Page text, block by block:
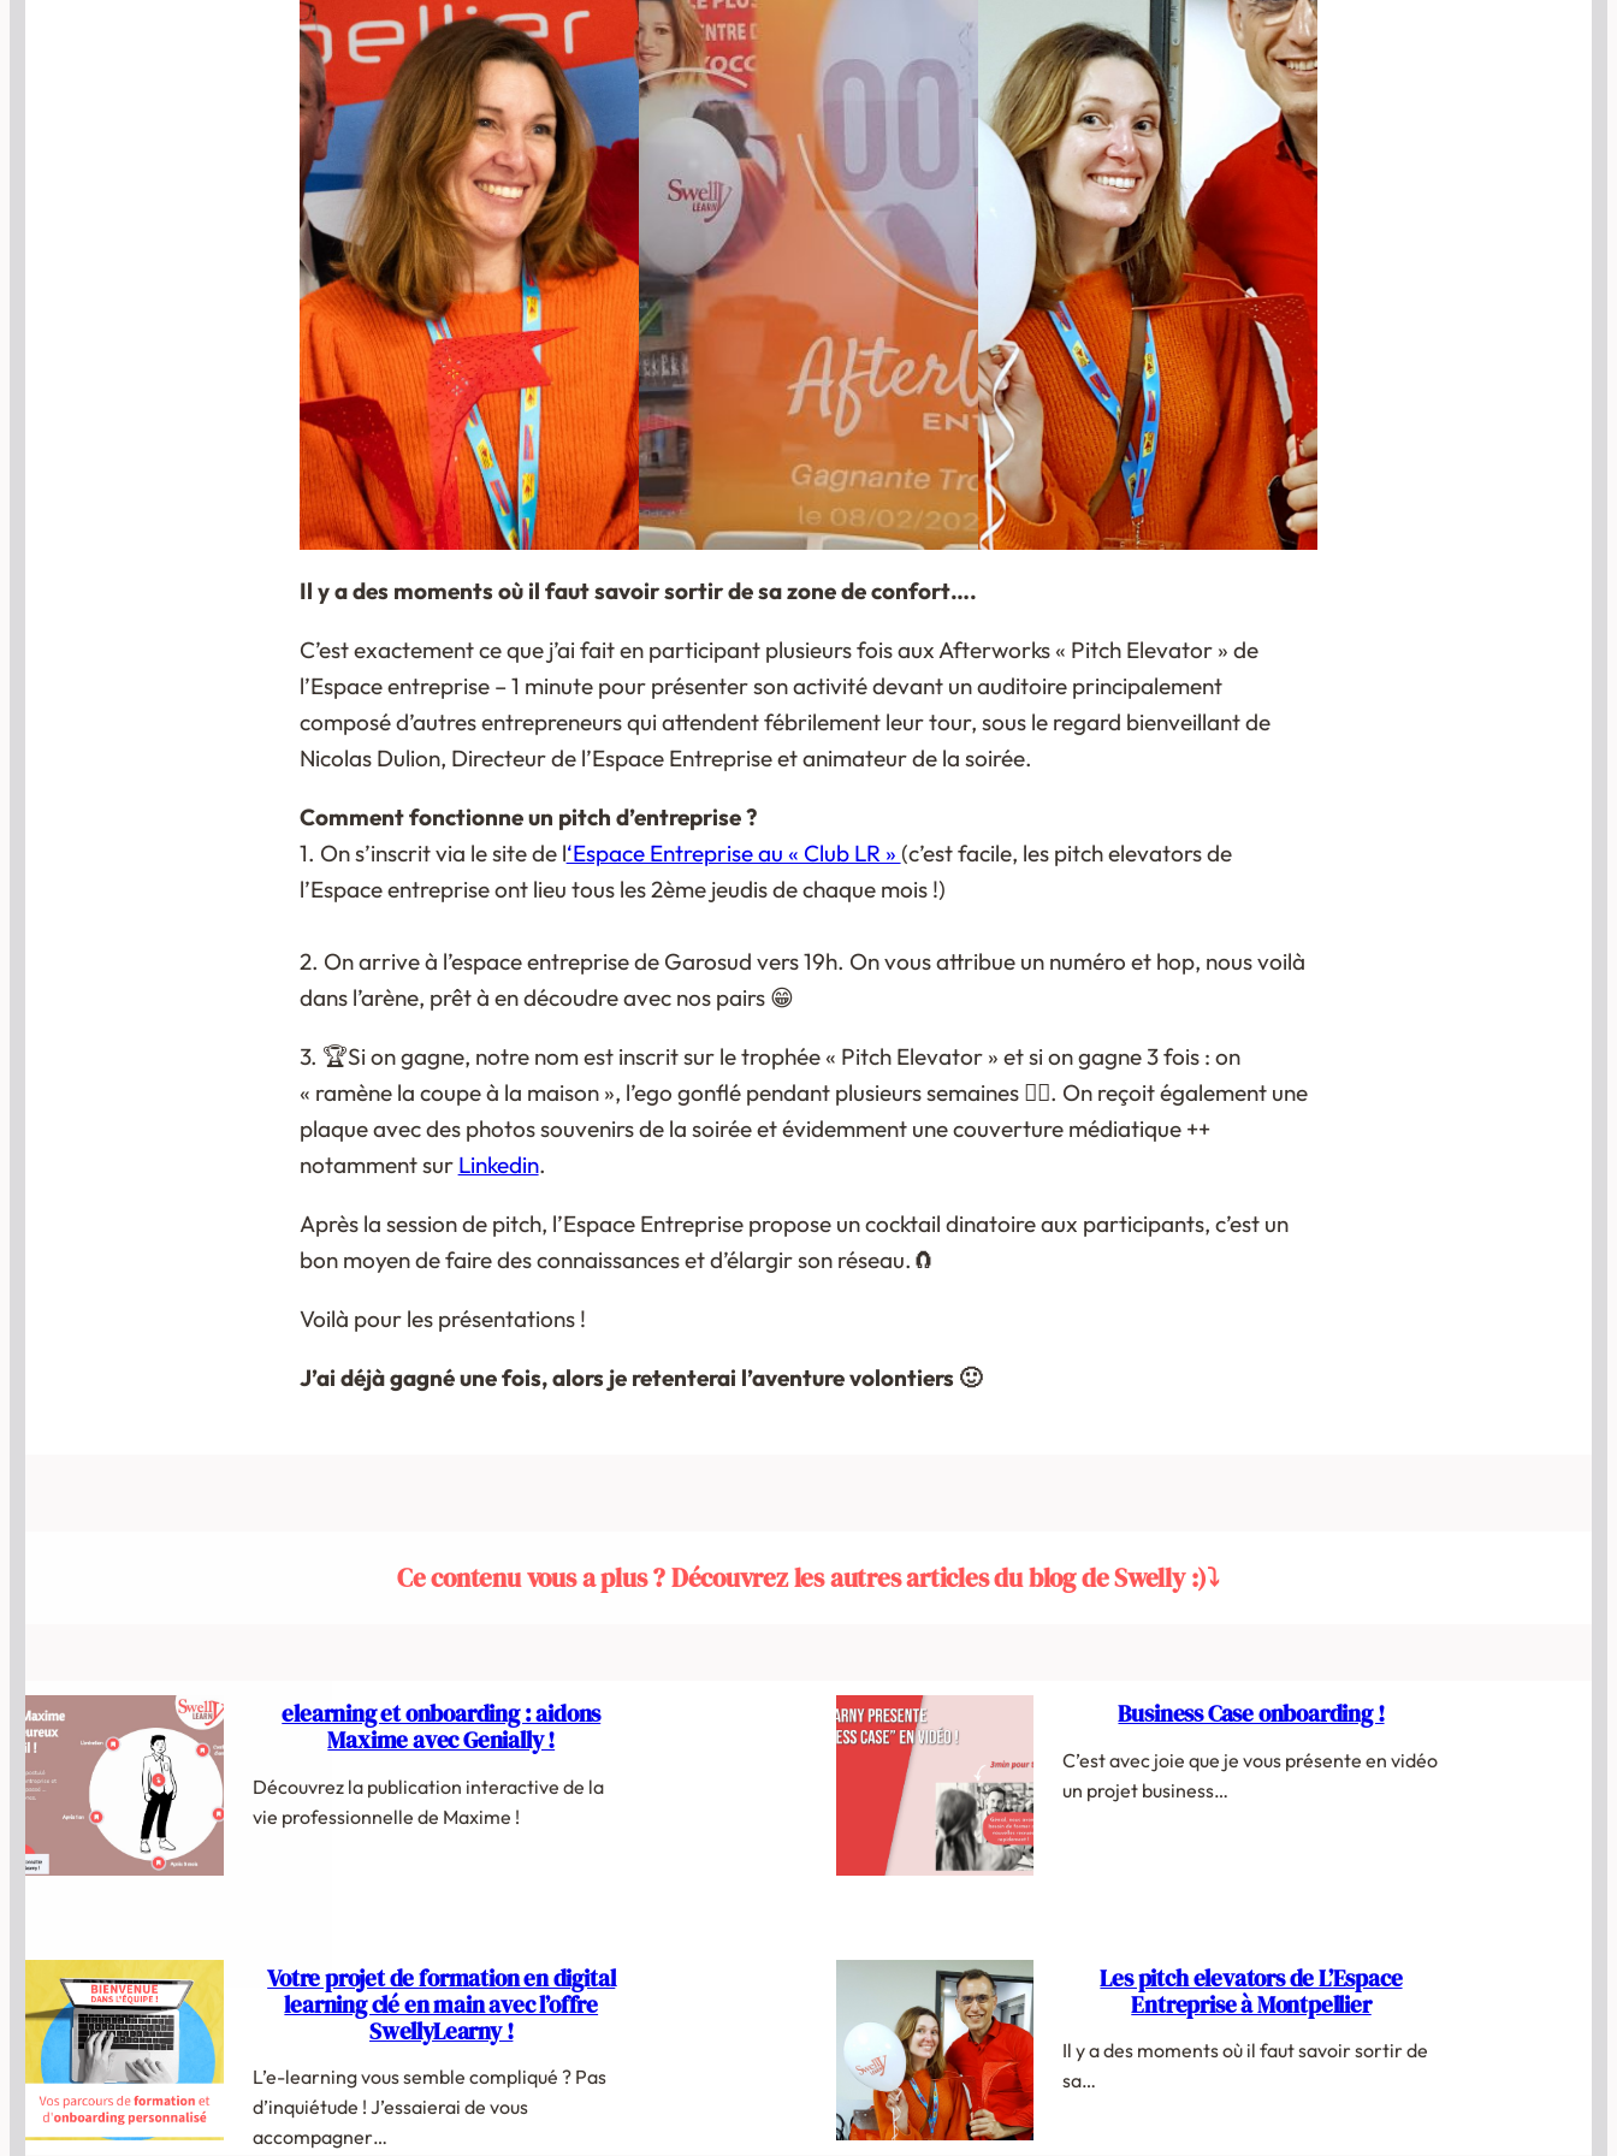
Il y a des moments où il faut savoir sortir de sa zone de confort….
C’est exactement ce que j’ai fait en participant plusieurs fois aux Afterworks « Pitch Elevator » de
l’Espace entreprise – 1 minute pour présenter son activité devant un auditoire principalement
composé d’autres entrepreneurs qui attendent fébrilement leur tour, sous le regard bienveillant de
Nicolas Dulion, Directeur de l’Espace Entreprise et animateur de la soirée.
Comment fonctionne un pitch d’entreprise ?
1. On s’inscrit via le site de l‘Espace Entreprise au « Club LR » (c’est facile, les pitch elevators de
l’Espace entreprise ont lieu tous les 2ème jeudis de chaque mois !)
2. On arrive à l’espace entreprise de Garosud vers 19h. On vous attribue un numéro et hop, nous voilà
dans l’arène, prêt à en découdre avec nos pairs 😁
3. 🏆Si on gagne, notre nom est inscrit sur le trophée « Pitch Elevator » et si on gagne 3 fois : on
« ramène la coupe à la maison », l’ego gonflé pendant plusieurs semaines 🦸‍♀️. On reçoit également une
plaque avec des photos souvenirs de la soirée et évidemment une couverture médiatique ++
notamment sur Linkedin.
Après la session de pitch, l’Espace Entreprise propose un cocktail dinatoire aux participants, c’est un
bon moyen de faire des connaissances et d’élargir son réseau.🧲
Voilà pour les présentations !
J’ai déjà gagné une fois, alors je retenterai l’aventure volontiers 🙂
Ce contenu vous a plus ? Découvrez les autres articles du blog de Swelly :)⤵
elearning et onboarding : aidons
Maxime avec Genially !
Découvrez la publication interactive de la
vie professionnelle de Maxime !
Business Case onboarding !
C’est avec joie que je vous présente en vidéo
un projet business…
Votre projet de formation en digital
learning clé en main avec l’offre
SwellyLearny !
L’e-learning vous semble compliqué ? Pas
d’inquiétude ! J’essaierai de vous
accompagner…
Les pitch elevators de L’Espace
Entreprise à Montpellier
Il y a des moments où il faut savoir sortir de
sa…